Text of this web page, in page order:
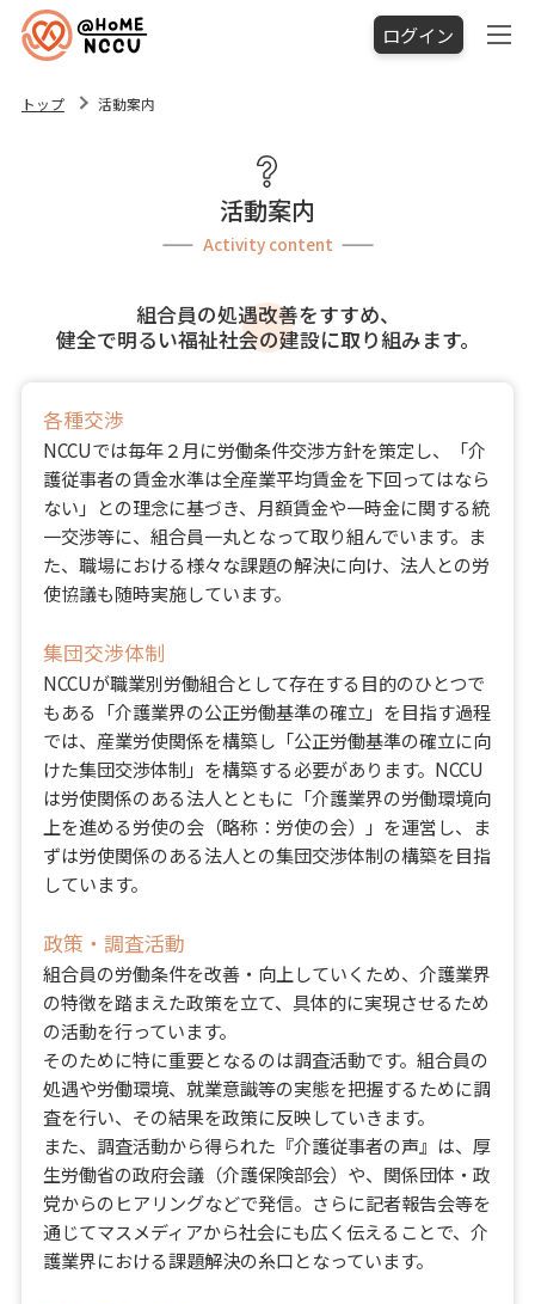
ログイン
トップ 活動案内
活動案内
Activity content
組合員の処遇改善をすすめ、
健全で明るい福祉社会の建設に取り組みます。
各種交渉
NCCUでは毎年２月に労働条件交渉方針を策定し、「介
護従事者の賃金水準は全産業平均賃金を下回ってはなら
ない」との理念に基づき、月額賃金や一時金に関する統
一交渉等に、組合員一丸となって取り組んでいます。ま
た、職場における様々な課題の解決に向け、法人との労
使協議も随時実施しています。
集団交渉体制
NCCUが職業別労働組合として存在する目的のひとつで
もある「介護業界の公正労働基準の確立」を目指す過程
では、産業労使関係を構築し「公正労働基準の確立に向
けた集団交渉体制」を構築する必要があります。NCCU
は労使関係のある法人とともに「介護業界の労働環境向
上を進める労使の会（略称：労使の会）」を運営し、ま
ずは労使関係のある法人との集団交渉体制の構築を目指
しています。
政策・調査活動
組合員の労働条件を改善・向上していくため、介護業界
の特徴を踏まえた政策を立て、具体的に実現させるため
の活動を行っています。
そのために特に重要となるのは調査活動です。組合員の
処遇や労働環境、就業意識等の実態を把握するために調
査を行い、その結果を政策に反映していきます。
また、調査活動から得られた『介護従事者の声』は、厚
生労働省の政府会議（介護保険部会）や、関係団体・政
党からのヒアリングなどで発信。さらに記者報告会等を
通じてマスメディアから社会にも広く伝えることで、介
護業界における課題解決の糸口となっています。